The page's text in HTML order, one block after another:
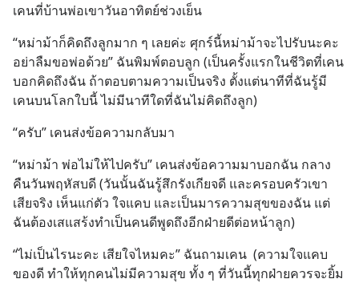
เคนที่บ้านพ่อเขาวันอาทิตย์ช่วงเย็น
“หม่าม้าก็คิดถึงลูกมาก ๆ เลยค่ะ ศุกร์นี้หม่าม้าจะไปรับนะคะ
อย่าลืมขอพ่อด้วย” ฉันพิมพ์ตอบลูก (เป็นครั้งแรกในชีวิตที่เคน
บอกคิดถึงฉัน ถ้าตอบตามความเป็นจริง ตั้งแต่นาทีที่ฉันรู้มี
เคนบนโลกใบนี้ ไม่มีนาทีใดที่ฉันไม่คิดถึงลูก)
“ครับ” เคนส่งข้อความกลับมา
“หม่าม้า พ่อไม่ให้ไปครับ” เคนส่งข้อความมาบอกฉัน กลาง
คืนวันพฤหัสบดี (วันนั้นฉันรู้สึกรังเกียจดี และครอบครัวเขา
เสียจริง เห็นแก่ตัว ใจแคบ และเป็นมารความสุขของฉัน แต่
ฉันต้องเสแสร้งทำเป็นคนดีพูดถึงอีกฝ่ายดีต่อหน้าลูก)
“ไม่เป็นไรนะคะ เสียใจไหมคะ” ฉันถามเคน  (ความใจแคบ
ของดี ทำให้ทุกคนไม่มีความสุข ทั้ง ๆ ที่วันนี้ทุกฝ่ายควรจะยิ้ม